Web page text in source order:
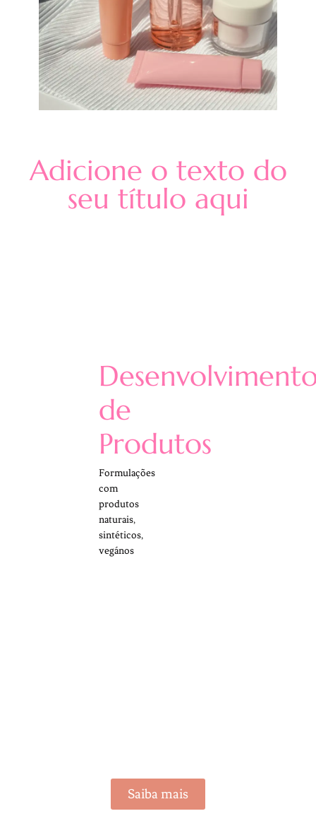
Adicione o texto do
seu título aqui
de
Produtos
Formulações
com
produtos
naturais,
sintéticos,
vegános
Saiba mais